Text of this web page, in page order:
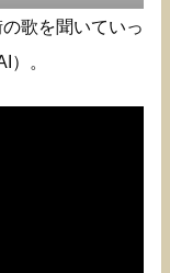
歌を聞いていっ
）。